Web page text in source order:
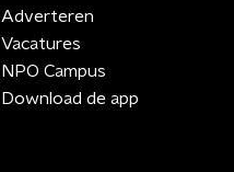
Adverteren
Vacatures
NPO Campus
Download de app